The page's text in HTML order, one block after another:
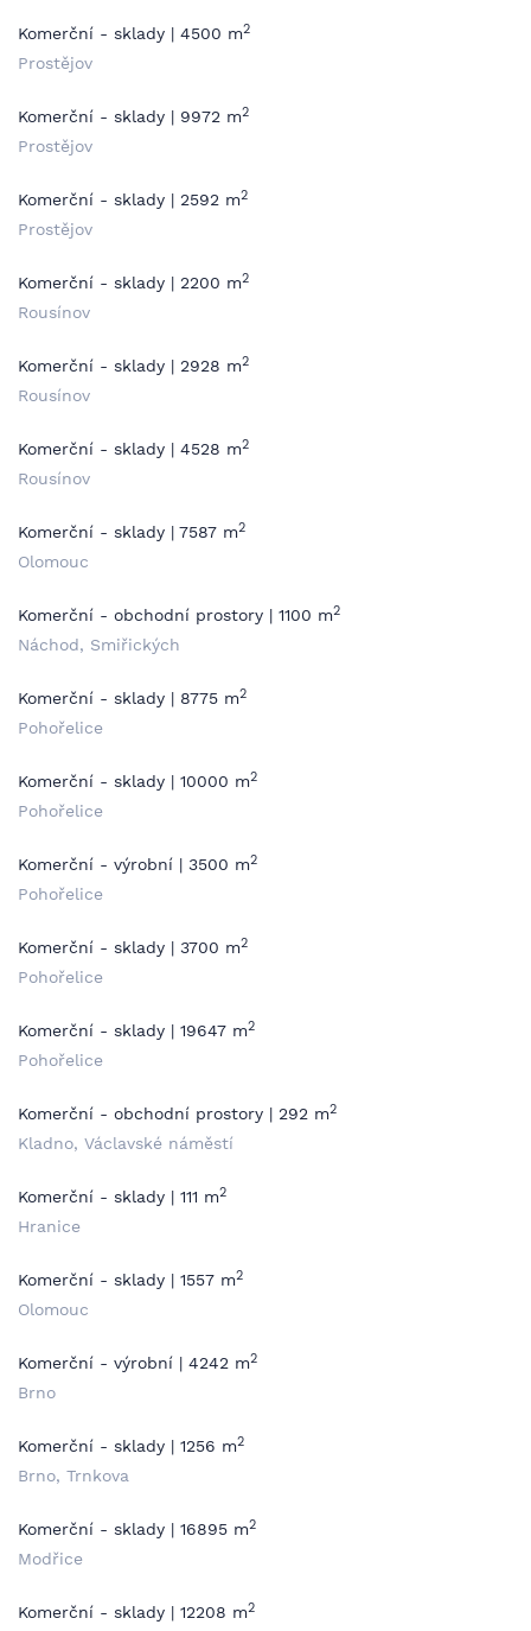
Komerční - sklady | 4500 m2
Prostějov
Komerční - sklady | 9972 m2
Prostějov
Komerční - sklady | 2592 m2
Prostějov
Komerční - sklady | 2200 m2
Rousínov
Komerční - sklady | 2928 m2
Rousínov
Komerční - sklady | 4528 m2
Rousínov
Komerční - sklady | 7587 m2
Olomouc
Komerční - obchodní prostory | 1100 m2
Náchod, Smiřických
Komerční - sklady | 8775 m2
Pohořelice
Komerční - sklady | 10000 m2
Pohořelice
Komerční - výrobní | 3500 m2
Pohořelice
Komerční - sklady | 3700 m2
Pohořelice
Komerční - sklady | 19647 m2
Pohořelice
Komerční - obchodní prostory | 292 m2
Kladno, Václavské náměstí
Komerční - sklady | 111 m2
Hranice
Komerční - sklady | 1557 m2
Olomouc
Komerční - výrobní | 4242 m2
Brno
Komerční - sklady | 1256 m2
Brno, Trnkova
Komerční - sklady | 16895 m2
Modřice
Komerční - sklady | 12208 m2